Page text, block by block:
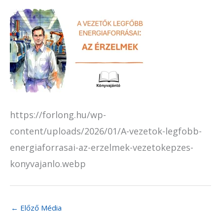
https://forlong.hu/wp-
content/uploads/2026/01/A-vezetok-legfobb-
energiaforrasai-az-erzelmek-vezetokepzes-
konyvajanlo.webp
← Előző Média